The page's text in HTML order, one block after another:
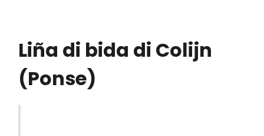
Liña di bida di Colijn
(Ponse)